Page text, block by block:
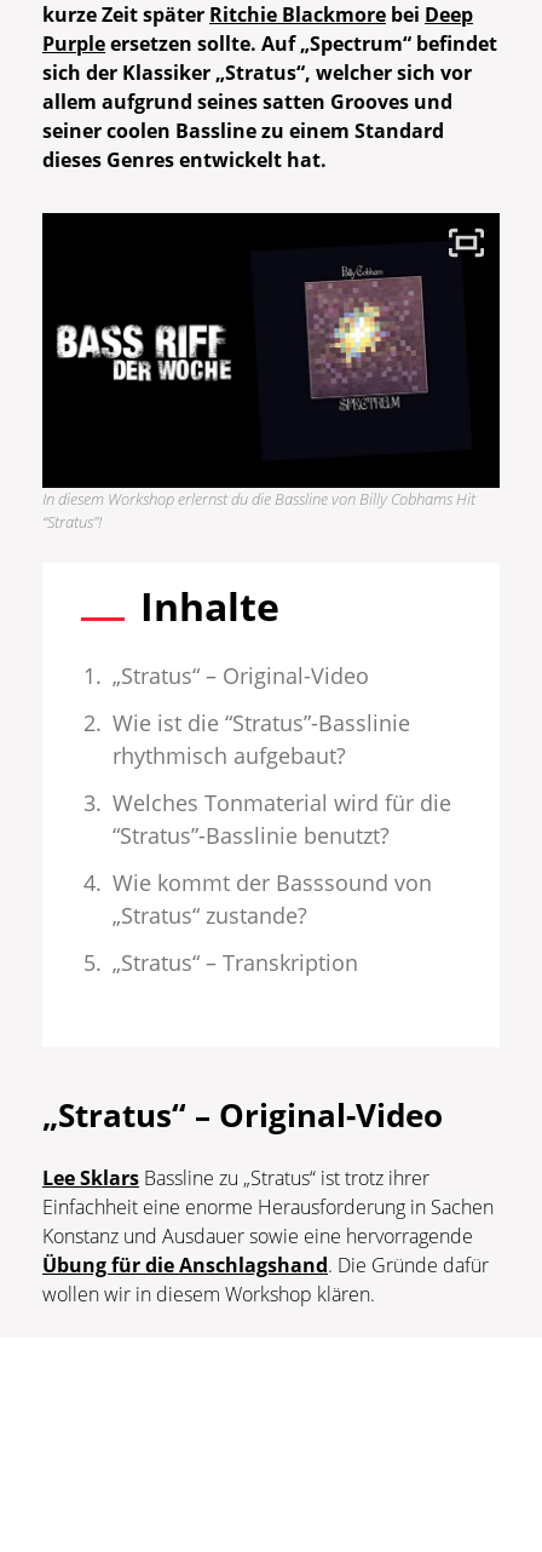
kurze Zeit später Ritchie Blackmore bei Deep
Purpleersetzen sollte. Auf „Spectrum“ befindet
sich der Klassiker „Stratus“, welcher sich vor
allem aufgrund seines satten Grooves und
seiner coolen Bassline zu einem Standard
dieses Genres entwickelt hat.
In diesem Workshop erlernst du die Bassline von Billy Cobhams Hit
“Stratus”!
Inhalte
„Stratus“ – Original-Video
Wie ist die “Stratus”-Basslinie
rhythmisch aufgebaut?
Welches Tonmaterial wird für die
“Stratus”-Basslinie benutzt?
Wie kommt der Basssound von
„Stratus“ zustande?
„Stratus“ – Transkription
„Stratus“ – Original-Video
Lee Sklars Bassline zu „Stratus“ ist trotz ihrer
Einfachheit eine enorme Herausforderung in Sachen
Konstanz und Ausdauer sowie eine hervorragende
Übung für die Anschlagshand. Die Gründe dafür
wollen wir in diesem Workshop klären.